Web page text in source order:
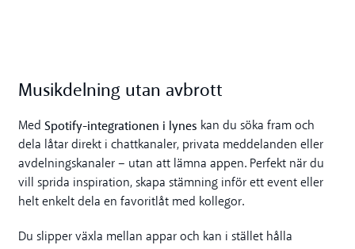
Musikdelning utan avbrott
Med Spotify-integrationen i lynes kan du söka fram och
dela låtar direkt i chattkanaler, privata meddelanden eller
avdelningskanaler – utan att lämna appen. Perfekt när du
vill sprida inspiration, skapa stämning inför ett event eller
helt enkelt dela en favoritlåt med kollegor.
Du slipper växla mellan appar och kan i stället hålla